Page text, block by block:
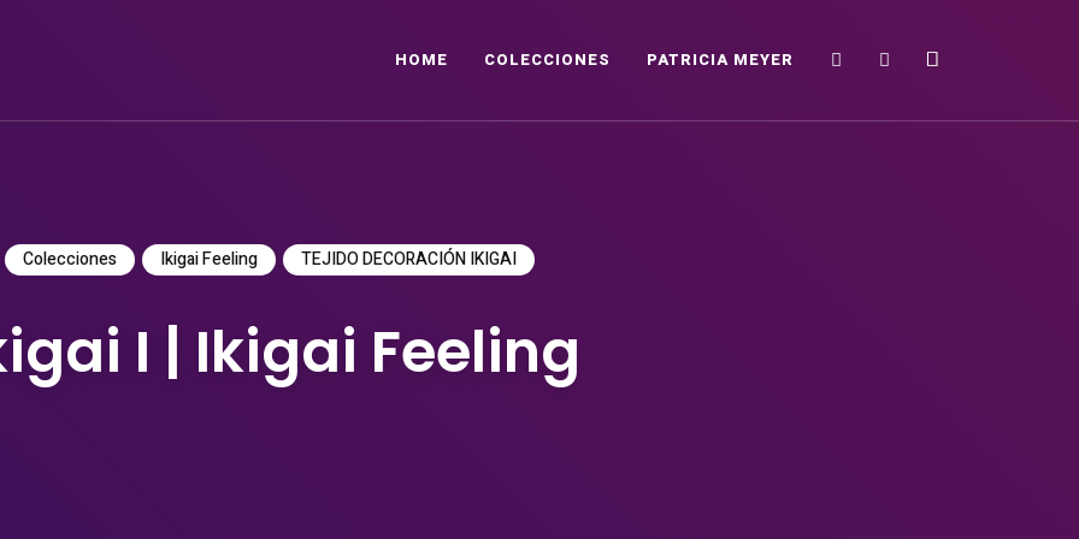
HOME COLECCIONES PATRICIA MEYER SearchSidebar
Colecciones Ikigai Feeling TEJIDO DECORACIÓN IKIGAI
I | Ikigai Feeling